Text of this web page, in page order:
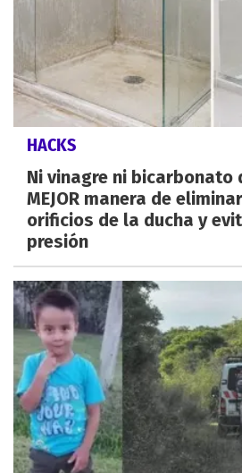
HACKS
Ni vinagre ni bicarbonato
MEJOR manera de
orificios de la ducha y
presión